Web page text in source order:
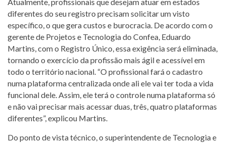
diferentes do seu registro precisam solicitar um visto
específico, o que gera custos e burocracia. De acordo com o
gerente de Projetos e Tecnologia do Confea, Eduardo
Martins, com o Registro Único, essa exigência será eliminada,
tornando o exercício da profissão mais ágil e acessível em
todo o território nacional. “O profissional fará o cadastro
numa plataforma centralizada onde ali ele vai ter toda a vida
funcional dele. Assim, ele terá o controle numa plataforma só
e não vai precisar mais acessar duas, três, quatro plataformas
diferentes”, explicou Martins.
Do ponto de vista técnico, o superintendente de Tecnologia e